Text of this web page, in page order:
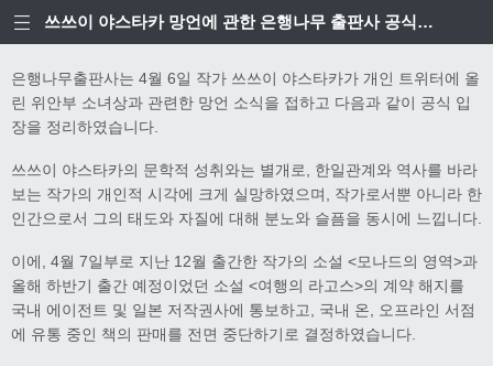
쓰쓰이 야스타카 망언에 관한 은행나무 출판사 공식입장
은행나무출판사는 4월 6일 작가 쓰쓰이 야스타카가 개인 트위터에 올
린 위안부 소녀상과 관련한 망언 소식을 접하고 다음과 같이 공식 입
장을 정리하였습니다.
쓰쓰이 야스타카의 문학적 성취와는 별개로, 한일관계와 역사를 바라
보는 작가의 개인적 시각에 크게 실망하였으며, 작가로서뿐 아니라 한
인간으로서 그의 태도와 자질에 대해 분노와 슬픔을 동시에 느낍니다.
이에, 4월 7일부로 지난 12월 출간한 작가의 소설 <모나드의 영역>과
올해 하반기 출간 예정이었던 소설 <여행의 라고스>의 계약 해지를
국내 에이전트 및 일본 저작권사에 통보하고, 국내 온, 오프라인 서점
에 유통 중인 책의 판매를 전면 중단하기로 결정하였습니다.